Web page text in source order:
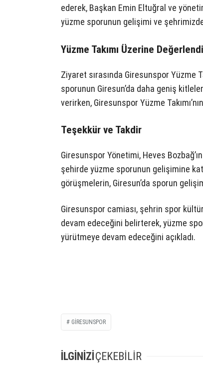
ederek, Başkan Emin Eltuğral ve
yüzme sporunun gelişimi ve
Yüzme Takımı Üzerine
Ziyaret sırasında Giresunspor Yüzme
sporunun Giresun’da daha geniş
verirken, Giresunspor Yüzme
Teşekkür ve Takdir
Giresunspor Yönetimi, Heves
şehirde yüzme sporunun gelişimine
görüşmelerin, Giresun’da sporun
Giresunspor camiası, şehrin spor
devam edeceğini belirterek, yüzme
yürütmeye devam edeceğini açıkladı.
GIRESUNSPOR
İLGİNİZİÇEKEBİLİR